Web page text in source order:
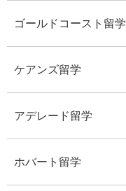
ゴールドコースト留学
ケアンズ留学
アデレード留学
ホバート留学